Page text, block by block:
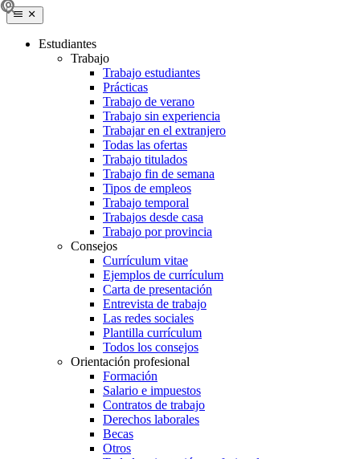
Estudiantes
Trabajo
Trabajo estudiantes
Prácticas
Trabajo de verano
Trabajo sin experiencia
Trabajar en el extranjero
Todas las ofertas
Trabajo titulados
Trabajo fin de semana
Tipos de empleos
Trabajo temporal
Trabajos desde casa
Trabajo por provincia
Consejos
Currículum vitae
Ejemplos de currículum
Carta de presentación
Entrevista de trabajo
Las redes sociales
Plantilla currículum
Todos los consejos
Orientación profesional
Formación
Salario e impuestos
Contratos de trabajo
Derechos laborales
Becas
Otros